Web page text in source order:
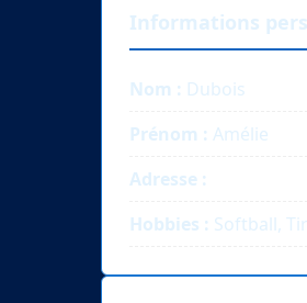
Informations
Nom : Dubois
Prénom : Amélie
Adresse :
Hobbies : Softball,